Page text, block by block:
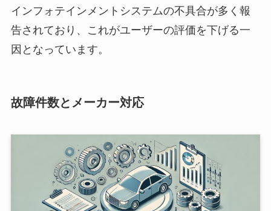
インフォテインメントシステムの不具合が多く報
告されており、これがユーザーの評価を下げる一
因となっています。
故障件数とメーカー対応